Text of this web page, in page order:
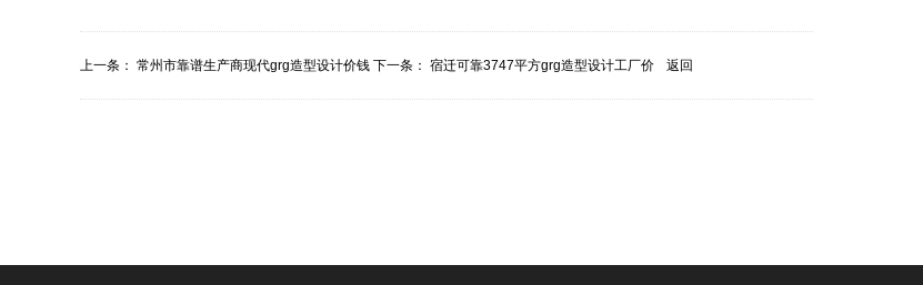
上一条： 常州市靠谱生产商现代grg造型设计价钱 下一条： 宿迁可靠3747平方grg造型设计工厂价
返回